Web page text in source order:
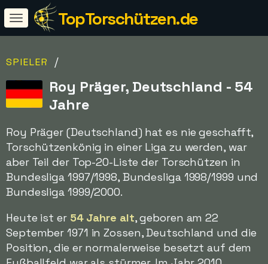
TopTorschützen.de
SPIELER /
Roy Präger, Deutschland - 54
Jahre
Roy Präger (Deutschland) hat es nie geschafft,
Torschützenkönig in einer Liga zu werden, war
aber Teil der Top-20-Liste der Torschützen in
Bundesliga 1997/1998, Bundesliga 1998/1999 und
Bundesliga 1999/2000.
Heute ist er 54 Jahre alt, geboren am 22
September 1971 in Zossen, Deutschland und die
Position, die er normalerweise besetzt auf dem